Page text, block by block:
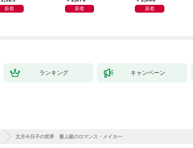
新着 新着 新着
ランキング キャンペーン
文月今日子の世界 最上級のロマンス・メイカー